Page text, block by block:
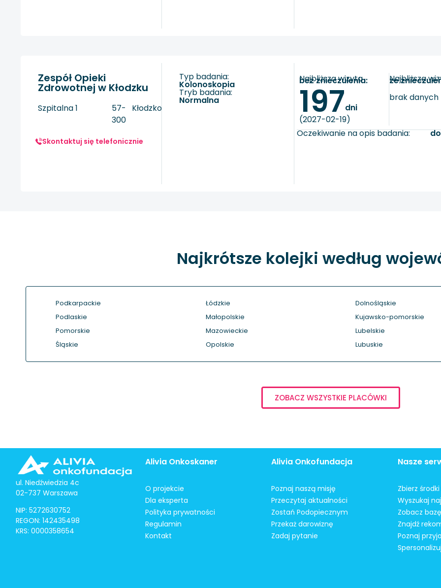
Zespół Opieki
Zdrowotnej w Kłodzku
Szpitalna 1
57-
300
Kłodzko
Skontaktuj się telefonicznie
Typ badania:
kolonoskopia
Tryb badania:
Normalna
Najbliższa wizyta
bez znieczulenia:
197dni
(2027-02-19)
Najbliższa
ze
brak danych
Oczekiwanie na opis badania:
Najkrótsze kolejki według
Podkarpackie
Podlaskie
Pomorskie
Śląskie
Łódzkie
Małopolskie
Mazowieckie
Opolskie
Dolnośląskie
Kujawsko-pomorskie
Lubelskie
Lubuskie
ZOBACZ WSZYSTKIE PLACÓWKI
ul. Niedźwiedzia 4c
02-737 Warszawa
NIP: 5272630752
REGON: 142435498
KRS: 0000358654
Alivia Onkoskaner
O projekcie
Dla eksperta
Polityka prywatności
Regulamin
Kontakt
Alivia Onkofundacja
Poznaj naszą misję
Przeczytaj aktualności
Zostań Podopiecznym
Przekaż darowiznę
Zadaj pytanie
Nasze
Zbierz
Wyszukaj
Zobacz
Znajdź
Poznaj